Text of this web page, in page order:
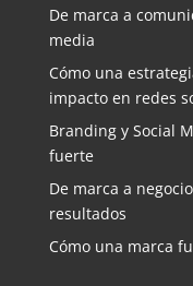
De marca a
media
Cómo una
impacto en redes
Branding y Social
fuerte
De marca a
resultados
Cómo una marca